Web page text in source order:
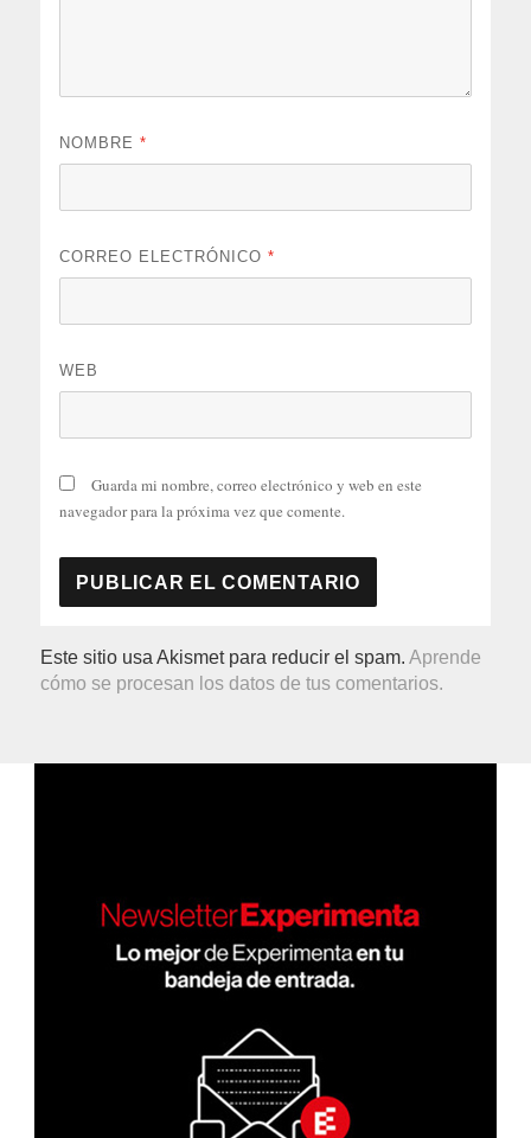
NOMBRE*
CORREO ELECTRÓNICO*
WEB
Guarda mi nombre, correo electrónico y web en este
navegador para la próxima vez que comente.
Este sitio usa Akismet para reducir el spam.Aprende
cómo se procesan los datos de tus comentarios.